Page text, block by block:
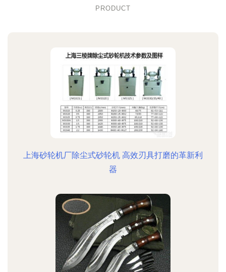
PRODUCT
上海砂轮机厂除尘式砂轮机 高效刃具打磨的革新利
器